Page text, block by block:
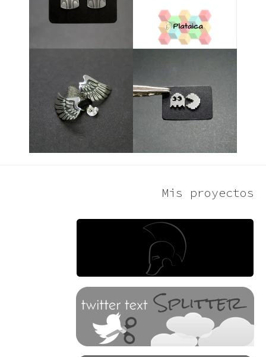
Mis proyectos